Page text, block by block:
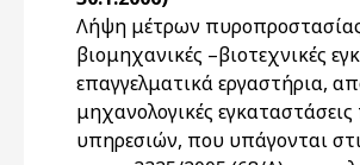
Λήψη μέτρων
βιομηχανικές –βιοτεχνικές
επαγγελματικά εργαστήρια,
μηχανολογικές
υπηρεσιών, που υπάγονται